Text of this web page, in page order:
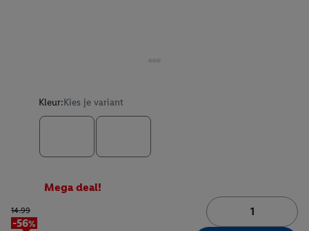
Kleur:Kies je variant
Mega deal!
14.99
-56%